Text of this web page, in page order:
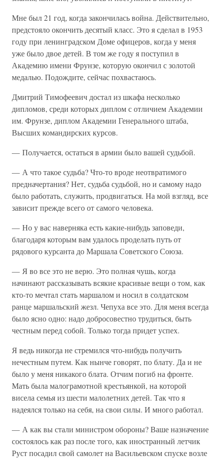
Мне был 21 год, когда закончилась война. Действительно,
предстояло окончить десятый класс. Это я сделал в 1953
году при ленинградском Доме офицеров, когда у меня
уже было двое детей. В том же году я поступил в
Академию имени Фрунзе, которую окончил с золотой
медалью. Подождите, сейчас похвастаюсь.
Дмитрий Тимофеевич достал из шкафа несколько
дипломов, среди которых диплом с отличием Академии
им. Фрунзе, диплом Академии Генерального штаба,
Высших командирских курсов.
— Получается, остаться в армии было вашей судьбой.
— А что такое судьба? Что-то вроде неотвратимого
предначертания? Нет, судьба судьбой, но и самому надо
было работать, служить, продвигаться. На мой взгляд, все
зависит прежде всего от самого человека.
— Но у вас наверняка есть какие-нибудь заповеди,
благодаря которым вам удалось проделать путь от
рядового курсанта до Маршала Советского Союза.
— Я во все это не верю. Это полная чушь, когда
начинают рассказывать всякие красивые вещи о том, как
кто-то мечтал стать маршалом и носил в солдатском
ранце маршальский жезл. Чепуха все это. Для меня всегда
было ясно одно: надо добросовестно трудиться, быть
честным перед собой. Только тогда придет успех.
Я ведь никогда не стремился что-нибудь получить
нечестным путем. Как нынче говорят, по блату. Да и не
было у меня никакого блата. Отчим погиб на фронте.
Мать была малограмотной крестьянкой, на которой
висела семья из шести малолетних детей. Так что я
надеялся только на себя, на свои силы. И много работал.
— А как вы стали министром обороны? Ваше назначение
состоялось как раз после того, как иностранный летчик
Руст посадил свой самолет на Васильевском спуске возле